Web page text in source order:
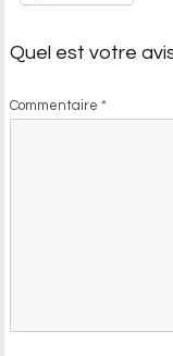
Quel est votre
Commentaire *